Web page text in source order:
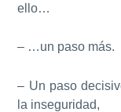
ello…
– …un paso más.
– Un paso
la inseguridad,